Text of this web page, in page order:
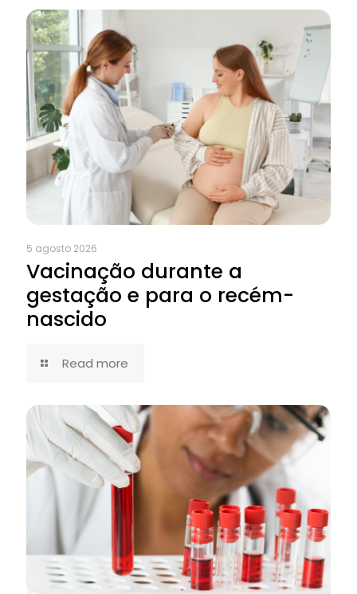
5 agosto 2026
Vacinação durante a
gestação e para o recém-
nascido
Read more